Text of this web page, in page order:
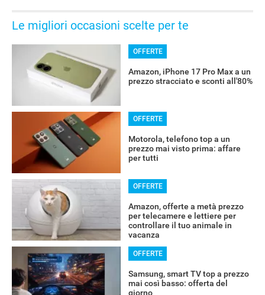
Libero Tecnologia è un prodotto Italiaonline
Le migliori occasioni scelte per te
OFFERTE
Amazon, iPhone 17 Pro Max a un
prezzo stracciato e sconti all'80%
OFFERTE
Motorola, telefono top a un
prezzo mai visto prima: affare
per tutti
OFFERTE
Amazon, offerte a metà prezzo
per telecamere e lettiere per
controllare il tuo animale in
vacanza
OFFERTE
Samsung, smart TV top a prezzo
mai così basso: offerta del
giorno